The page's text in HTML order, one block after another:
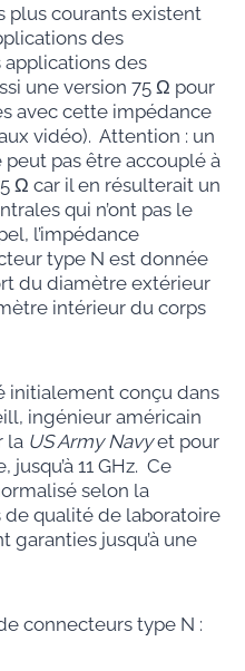
plus courants existent
des
des
une version 75 Ω pour
avec cette impédance
vidéo). Attention : un
pas être accouplé à
Ω car il en résulterait un
qui n’ont pas le
l’impédance
type N est donnée
du diamètre extérieur
intérieur du corps
initialement conçu dans
ingénieur américain
la US Army Navyet pour
jusqu’à 11 GHz. Ce
selon la
de qualité de laboratoire
garanties jusqu’à une
connecteurs type N :